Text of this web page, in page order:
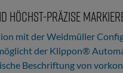
höchst-präzise
mit der Weidmüller
der Klippon®
Beschriftung von